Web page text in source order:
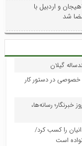
و اردبیل با
شد
گیلان
در دستور کار
خبرنگار؛ رسانه‌ها،
را کسب کرد/
است